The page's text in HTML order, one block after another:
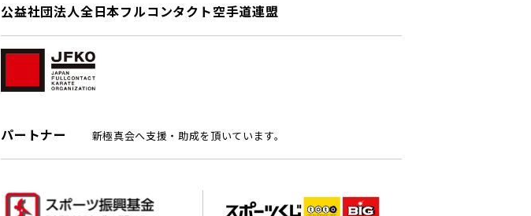
公益社団法人全日本フルコンタクト空手道連盟
パートナー 新極真会へ支援・助成を頂いています。